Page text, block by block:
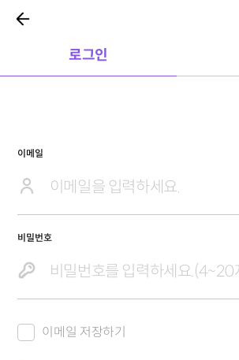
로그인
이메일
비밀번호
이메일 저장하기